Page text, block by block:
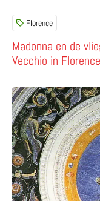
Madonna en de
Vecchio in Florence
Florence
Lees meer over